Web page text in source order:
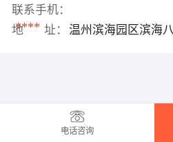
联系手机：
****
地 址： 温州滨海园区滨海
电话咨询